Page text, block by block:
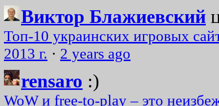
Виктор Блажиевский
Топ-10 украинских игровых
2013 г. · 2 years ago
rensaro :)
WoW и free-to-play – это